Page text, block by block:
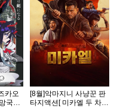
카오
국의
[8월]악마지니 사냥꾼 판
타지액션[ 미카엘 두 차원